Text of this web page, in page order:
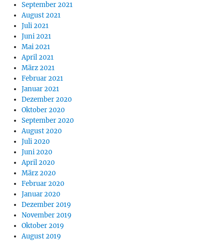
September 2021
August 2021
Juli 2021
Juni 2021
Mai 2021
April 2021
März 2021
Februar 2021
Januar 2021
Dezember 2020
Oktober 2020
September 2020
August 2020
Juli 2020
Juni 2020
April 2020
März 2020
Februar 2020
Januar 2020
Dezember 2019
November 2019
Oktober 2019
August 2019